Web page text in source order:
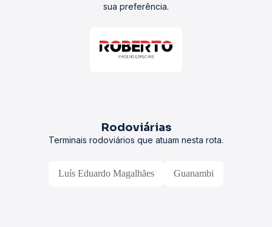
sua preferência.
Rodoviárias
Terminais rodoviários que atuam nesta rota.
Luís Eduardo Magalhães Guanambi